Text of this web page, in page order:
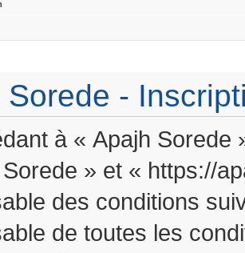
Sorede -
à « Apajh
» et « https://
des conditions
de toutes les